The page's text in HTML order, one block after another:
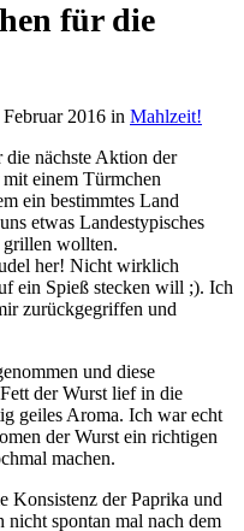
für die
2016 in Mahlzeit!
nächste Aktion der
einem Türmchen
ein bestimmtes Land
etwas Landestypisches
grillen wollten.
her! Nicht wirklich
ein Spieß stecken will ;). Ich
zurückgegriffen und
und diese
der Wurst lief in die
geiles Aroma. Ich war echt
der Wurst ein richtigen
machen.
Konsistenz der Paprika und
nicht spontan mal nach dem